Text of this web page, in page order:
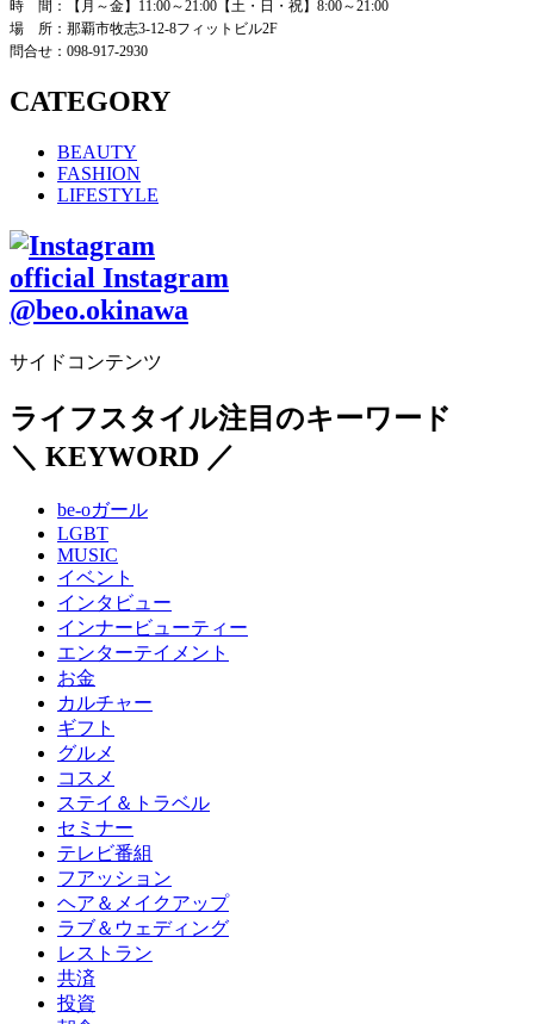
時 間：【月～金】11:00～21:00【土・日・祝】8:00～21:00
場 所：那覇市牧志3-12-8フィットビル2F
問合せ：098-917-2930
CATEGORY
BEAUTY
FASHION
LIFESTYLE
official Instagram
@beo.okinawa
サイドコンテンツ
ライフスタイル注目のキーワード
＼ KEYWORD ／
be-oガール
LGBT
MUSIC
イベント
インタビュー
インナービューティー
エンターテイメント
お金
カルチャー
ギフト
グルメ
コスメ
ステイ＆トラベル
セミナー
テレビ番組
フアッション
ヘア＆メイクアップ
ラブ＆ウェディング
レストラン
共済
投資